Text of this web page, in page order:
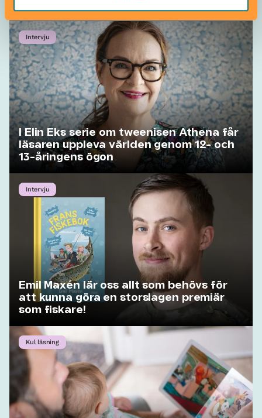
Intervju
I Elin Eks serie om tweenisen Athena får
läsaren uppleva världen genom 12- och
13-åringens ögon
Intervju
Emil Maxén lär oss allt som behövs för
att kunna göra en storslagen premiär
som fiskare!
Kul läsning